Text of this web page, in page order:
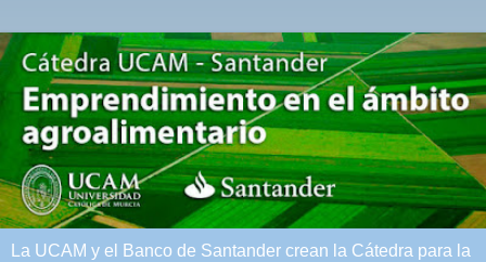
La UCAM y el Banco de Santander crean la Cátedra para la